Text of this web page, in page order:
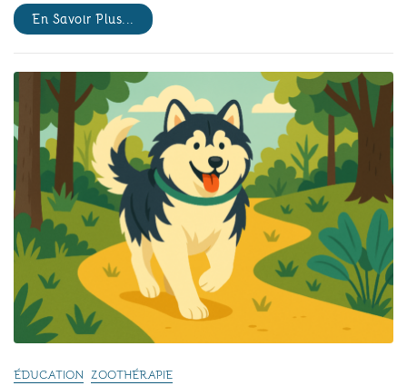
En Savoir Plus...
ÉDUCATION ZOOTHÉRAPIE